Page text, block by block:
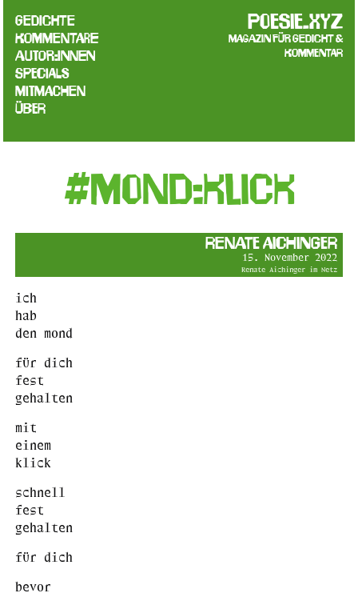
poesie.xyz
Magazin für Gedicht &
Kommentar
Gedichte
Kommentare
Autor:innen
Specials
Mitmachen
Über
#mond:klick
Renate Aichinger
15. November 2022
Renate Aichinger im Netz
ich
hab
den mond
für dich
fest
gehalten
mit
einem
klick
schnell
fest
gehalten
für dich
bevor